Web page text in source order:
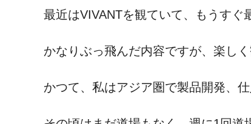
最近はVIVANTを観ていて、もうすぐ
かなりぶっ飛んだ内容ですが、楽し
かつて、私はアジア圏で製品開発、